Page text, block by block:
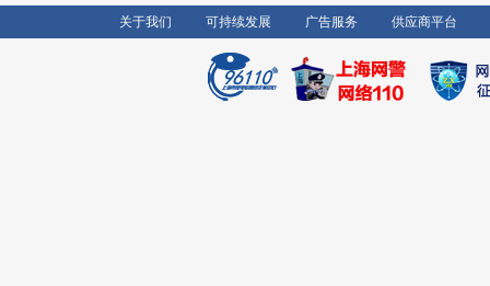
关于我们 可持续发展 广告服务 供应商平台